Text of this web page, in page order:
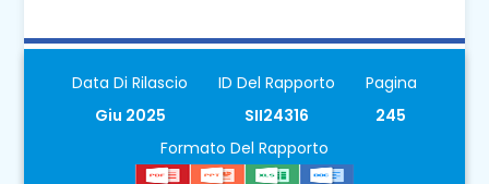
Data Di Rilascio
Giu 2025
ID Del Rapporto
SII24316
Pagina
245
Formato Del Rapporto